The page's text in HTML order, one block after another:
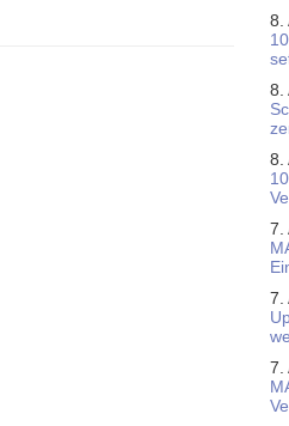
8.
8.
8.
7.
7.
7.